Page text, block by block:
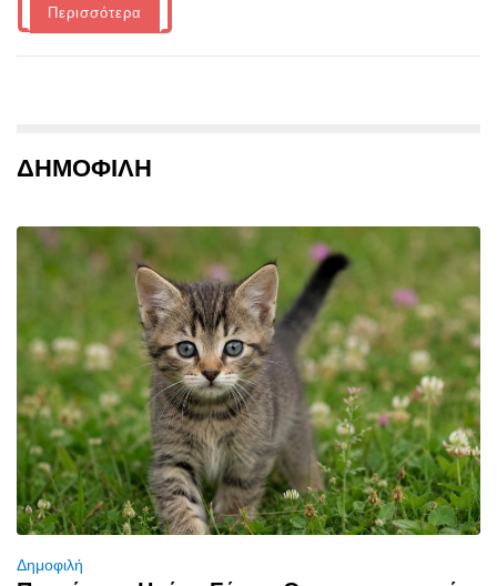
Περισσότερα
ΔΗΜΟΦΙΛΗ
Δημοφιλή